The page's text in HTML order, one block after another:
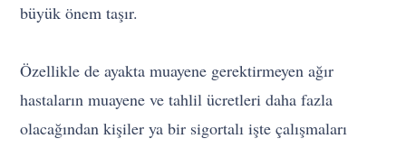
büyük önem taşır.
Özellikle de ayakta muayene gerektirmeyen ağır
hastaların muayene ve tahlil ücretleri daha fazla
olacağından kişiler ya bir sigortalı işte çalışmaları